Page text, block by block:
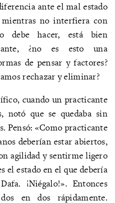
ante el mal estado
mientras no interfiera con
debe hacer, está bien
¿no es esto una
de pensar y factores?
rechazar y eliminar?
cuando un practicante
notó que se quedaba sin
Pensó: «Como practicante
deberían estar abiertos,
agilidad y sentirme ligero
el estado en el que debería
¡Niégalo!». Entonces
en dos rápidamente.